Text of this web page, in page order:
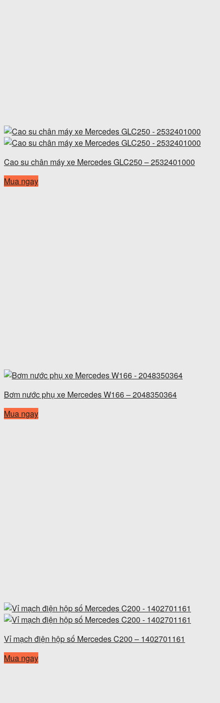
Cao su chân máy xe Mercedes GLC250 – 2532401000
Mua ngay
Bơm nước phụ xe Mercedes W166 – 2048350364
Mua ngay
Vỉ mạch điện hộp số Mercedes C200 – 1402701161
Mua ngay